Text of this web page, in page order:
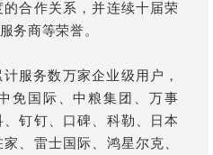
合作关系，并连续十届荣
务商等荣誉。
务数万家企业级用户，
免国际、中粮集团、万事
钉钉、口碑、科勒、日本
、雷士国际、鸿星尔克、